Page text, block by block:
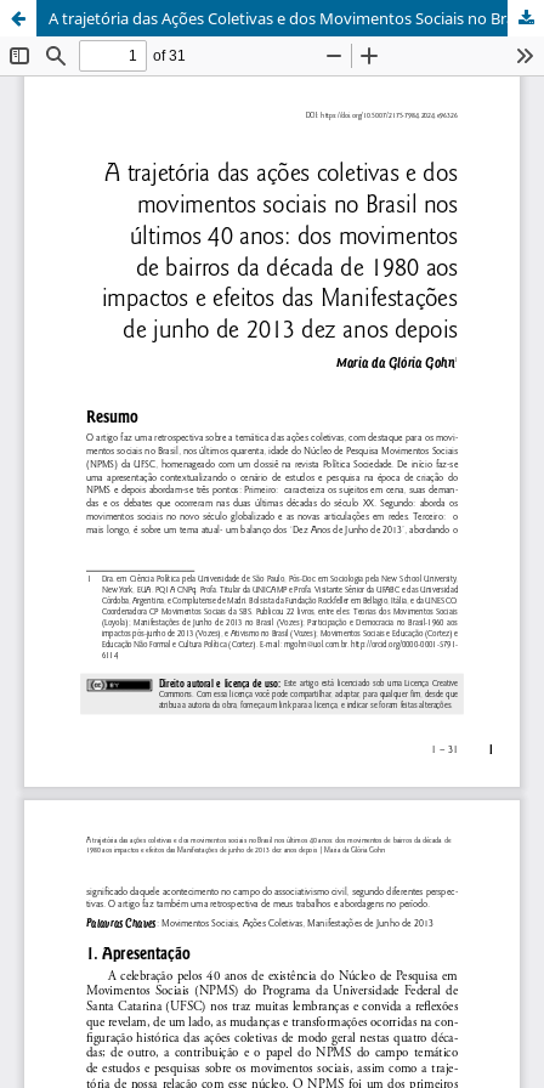
A trajetória das Ações Coletivas e dos Movimentos Sociais no Brasil nos últimos 40 anos: dos movimentos de bairros da década de 1980 aos impactos e efeitos das Manifestações de Junho de 2013 dez anos depois